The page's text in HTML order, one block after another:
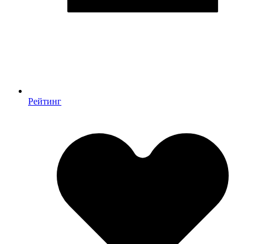
Рейтинг